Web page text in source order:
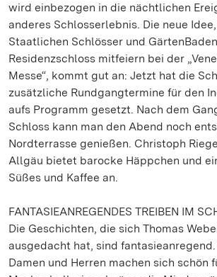
wird einbezogen in die nächtlichen
anderes Schlosserlebnis. Die neue
Staatlichen Schlösser und
Residenzschloss mitfeiern bei der
Messe“, kommt gut an: Jetzt hat die
zusätzliche Rundgangtermine für den
aufs Programm gesetzt. Nach dem
Schloss kann man den Abend noch
Nordterrasse genießen. Christoph
Allgäu bietet barocke Häppchen und
Süßes und Kaffee an.
FANTASIEANREGENDES TREIBEN IM
Die Geschichten, die sich Thomas
ausgedacht hat, sind fantasieanregend.
Damen und Herren machen sich schön